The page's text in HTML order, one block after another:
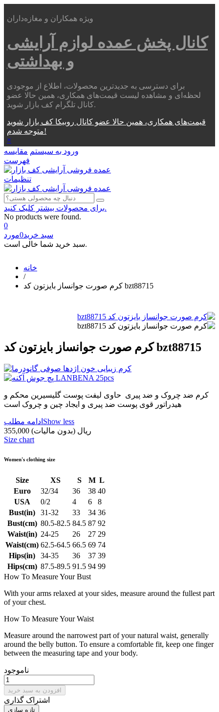
ویژه همکاران و مغازه‌داران
کانال پخش عمده لوازم آرایشی
و بهداشتی
برای دسترسی به جدیدترین محصولات، اطلاع از موجودی
لحظه‌ای و مشاهده لیست قیمت‌های همکاری، همین حالا عضو
کانال تلگرام کف بازار شوید.
قیمت‌های همکاری، همین حالا عضو کانال روبیکا کف بازار شوید
متوجه شدم!
×
ورود به سیستم مقایسه
فهرست
تنظیمات
برای محصولات بیشتر کلیک کنید.
No products were found.
0
سبد خرید0مورد
سبد خرید شما خالی است.
خانه
/
کرم صورت جوانساز بایزتون کد bzt88715
کرم صورت جوانساز بایزتون کد bzt88715
کرم ضد چروک و ضد پیری حاوی لیفت پوست گلیسیرین محکم و
هیدراتور قوی پوست ضد پیری و ایجاد چین و چروک است
ادامه مطلب Show less
355,000 ریال (بدون مالیات)
Size chart
Women's clothing size
Size XS S M L
Euro
32/34 36 38 40
USA
0/2 4 6
8
Bust(in)
31-32 33 34 36
Bust(cm) 80.5-82.5 84.5 87 92
Waist(in) 24-25 26 27 29
Waist(cm) 62.5-64.5 66.5 69 74
Hips(in)
34-35 36 37 39
Hips(cm) 87.5-89.5 91.5 94 99
How To Measure Your Bust
With your arms relaxed at your sides, measure around the fullest part
of your chest.
How To Measure Your Waist
Measure around the narrowest part of your natural waist, generally
around the belly button. To ensure a comfortable fit, keep one finger
between the measuring tape and your body.
ناموجود
افزودن به سبد خرید
اشتراک گذاری